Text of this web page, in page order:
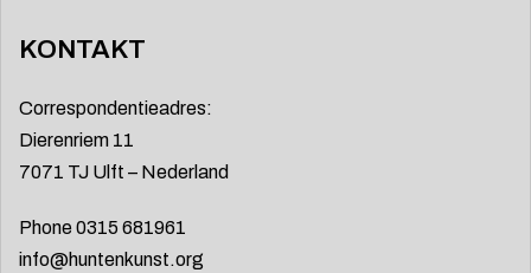
KONTAKT
Correspondentieadres:
Dierenriem 11
7071 TJ Ulft – Nederland
Phone 0315 681961
info@huntenkunst.org